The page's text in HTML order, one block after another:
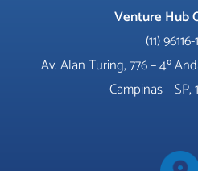
Venture Hub
(11)
Av. Alan Turing, 776 –4º
Campinas – SP,